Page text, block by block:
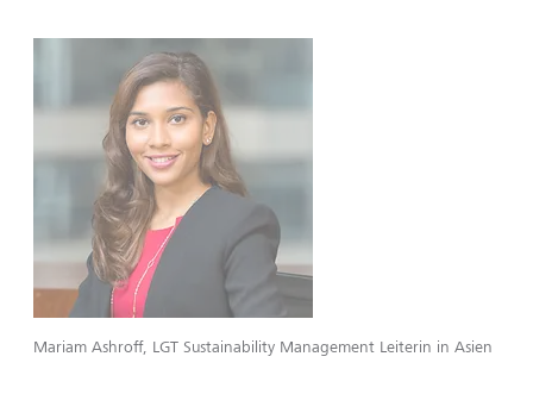
Mariam Ashroff, LGT Sustainability Management Leiterin in Asien